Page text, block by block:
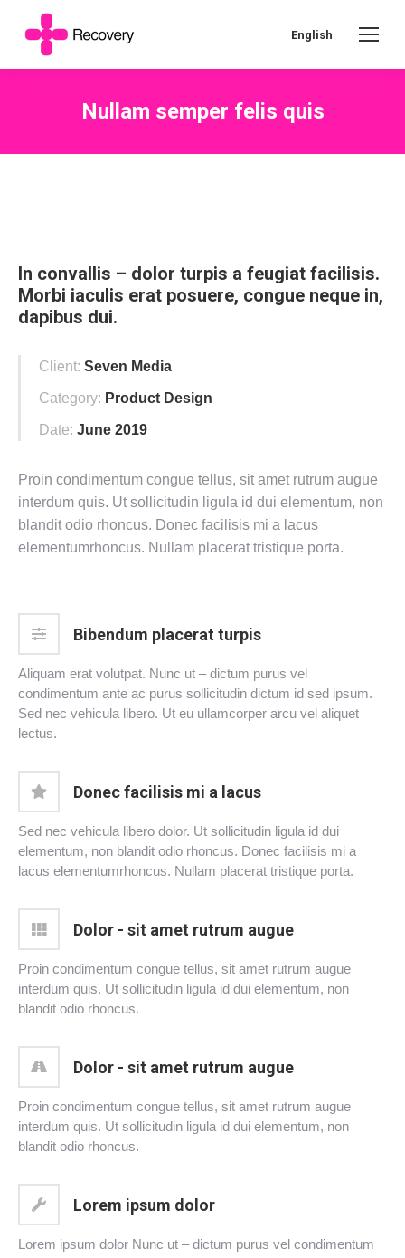
English
Nullam semper felis quis
In convallis – dolor turpis a feugiat facilisis.
Morbi iaculis erat posuere, congue neque in,
dapibus dui.
Client: Seven Media
Category: Product Design
Date: June 2019
Proin condimentum congue tellus, sit amet rutrum augue
interdum quis. Ut sollicitudin ligula id dui elementum, non
blandit odio rhoncus. Donec facilisis mi a lacus
elementumrhoncus. Nullam placerat tristique porta.
Bibendum placerat turpis
Aliquam erat volutpat. Nunc ut – dictum purus vel
condimentum ante ac purus sollicitudin dictum id sed ipsum.
Sed nec vehicula libero. Ut eu ullamcorper arcu vel aliquet
lectus.
Donec facilisis mi a lacus
Sed nec vehicula libero dolor. Ut sollicitudin ligula id dui
elementum, non blandit odio rhoncus. Donec facilisis mi a
lacus elementumrhoncus. Nullam placerat tristique porta.
Dolor - sit amet rutrum augue
Proin condimentum congue tellus, sit amet rutrum augue
interdum quis. Ut sollicitudin ligula id dui elementum, non
blandit odio rhoncus.
Dolor - sit amet rutrum augue
Proin condimentum congue tellus, sit amet rutrum augue
interdum quis. Ut sollicitudin ligula id dui elementum, non
blandit odio rhoncus.
Lorem ipsum dolor
Lorem ipsum dolor Nunc ut – dictum purus vel condimentum